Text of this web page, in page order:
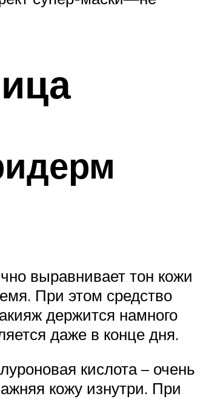
выравнивает тон кожи
При этом средство
держится намного
даже в конце дня.
кислота – очень
кожу изнутри. При